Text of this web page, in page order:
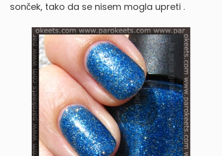
sonček, tako da se nisem mogla upreti .